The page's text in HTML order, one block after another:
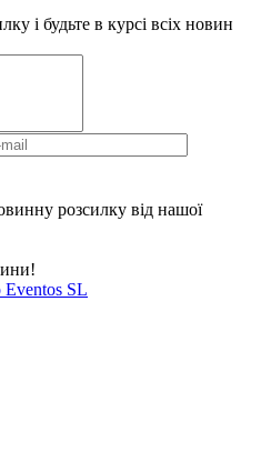
і будьте в курсі всіх новин
розсилку від нашої